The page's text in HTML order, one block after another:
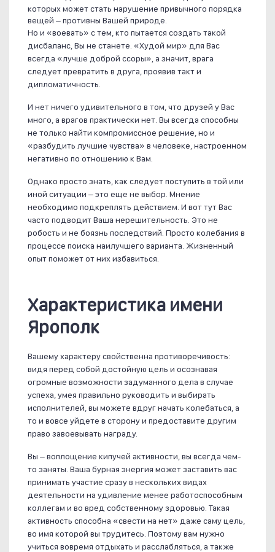
которых может стать нарушение привычного порядка
вещей – противны Вашей природе.
Но и «воевать» с тем, кто пытается создать такой
дисбаланс, Вы не станете. «Худой мир» для Вас
всегда «лучше доброй ссоры», а значит, врага
следует превратить в друга, проявив такт и
дипломатичность.
И нет ничего удивительного в том, что друзей у Вас
много, а врагов практически нет. Вы всегда способны
не только найти компромиссное решение, но и
«разбудить лучшие чувства» в человеке, настроенном
негативно по отношению к Вам.
Однако просто знать, как следует поступить в той или
иной ситуации – это еще не выбор. Мнение
необходимо подкреплять действием. И вот тут Вас
часто подводит Ваша нерешительность. Это не
робость и не боязнь последствий. Просто колебания в
процессе поиска наилучшего варианта. Жизненный
опыт поможет от них избавиться.
Характеристика имени
Ярополк
Вашему характеру свойственна противоречивость:
видя перед собой достойную цель и осознавая
огромные возможности задуманного дела в случае
успеха, умея правильно руководить и выбирать
исполнителей, вы можете вдруг начать колебаться, а
то и вовсе уйдете в сторону и предоставите другим
право завоевывать награду.
Вы – воплощение кипучей активности, вы всегда чем-
то заняты. Ваша бурная энергия может заставить вас
принимать участие сразу в нескольких видах
деятельности на удивление менее работоспособным
коллегам и во вред собственному здоровью. Такая
активность способна «свести на нет» даже саму цель,
во имя которой вы трудитесь. Поэтому вам нужно
учиться вовремя отдыхать и расслабляться, а также